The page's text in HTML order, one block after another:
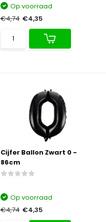
Op voorraad
€4,74 €4,35
Cijfer Ballon Zwart 0 -
86cm
Op voorraad
€4,74 €4,35